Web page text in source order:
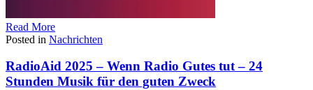
Read More
Posted in Nachrichten
RadioAid 2025 – Wenn Radio Gutes tut – 24
Stunden Musik für den guten Zweck